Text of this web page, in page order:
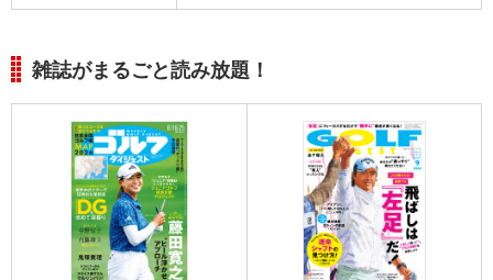
雑誌がまるごと読み放題！